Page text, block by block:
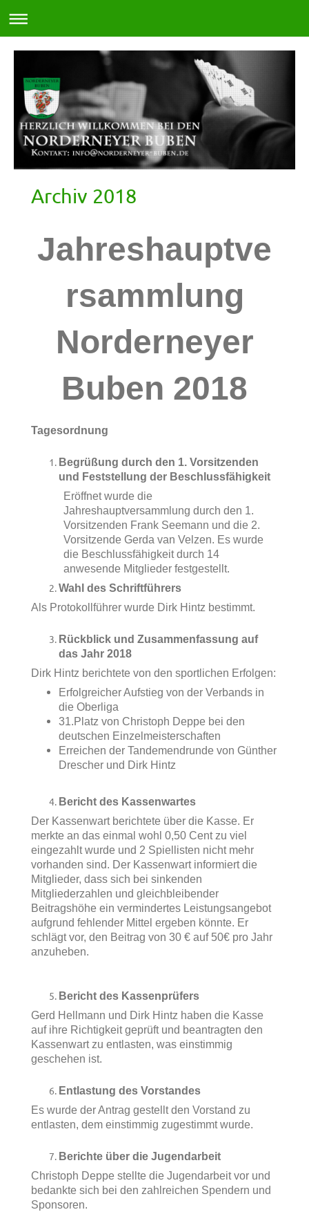
Archiv 2018
Jahreshauptve
rsammlung
Norderneyer
Buben 2018
Tagesordnung
Begrüßung durch den 1. Vorsitzenden
und Feststellung der Beschlussfähigkeit
Eröffnet wurde die
Jahreshauptversammlung durch den 1.
Vorsitzenden Frank Seemann und die 2.
Vorsitzende Gerda van Velzen. Es wurde
die Beschlussfähigkeit durch 14
anwesende Mitglieder festgestellt.
Wahl des Schriftführers
Als Protokollführer wurde Dirk Hintz bestimmt.
Rückblick und Zusammenfassung auf
das Jahr 2018
Dirk Hintz berichtete von den sportlichen Erfolgen:
Erfolgreicher Aufstieg von der Verbands in
die Oberliga
31.Platz von Christoph Deppe bei den
deutschen Einzelmeisterschaften
Erreichen der Tandemendrunde von Günther
Drescher und Dirk Hintz
Bericht des Kassenwartes
Der Kassenwart berichtete über die Kasse. Er
merkte an das einmal wohl 0,50 Cent zu viel
eingezahlt wurde und 2 Spiellisten nicht mehr
vorhanden sind. Der Kassenwart informiert die
Mitglieder, dass sich bei sinkenden
Mitgliederzahlen und gleichbleibender
Beitragshöhe ein vermindertes Leistungsangebot
aufgrund fehlender Mittel ergeben könnte. Er
schlägt vor, den Beitrag von 30 € auf 50€ pro Jahr
anzuheben.
Bericht des Kassenprüfers
Gerd Hellmann und Dirk Hintz haben die Kasse
auf ihre Richtigkeit geprüft und beantragten den
Kassenwart zu entlasten, was einstimmig
geschehen ist.
Entlastung des Vorstandes
Es wurde der Antrag gestellt den Vorstand zu
entlasten, dem einstimmig zugestimmt wurde.
Berichte über die Jugendarbeit
Christoph Deppe stellte die Jugendarbeit vor und
bedankte sich bei den zahlreichen Spendern und
Sponsoren.